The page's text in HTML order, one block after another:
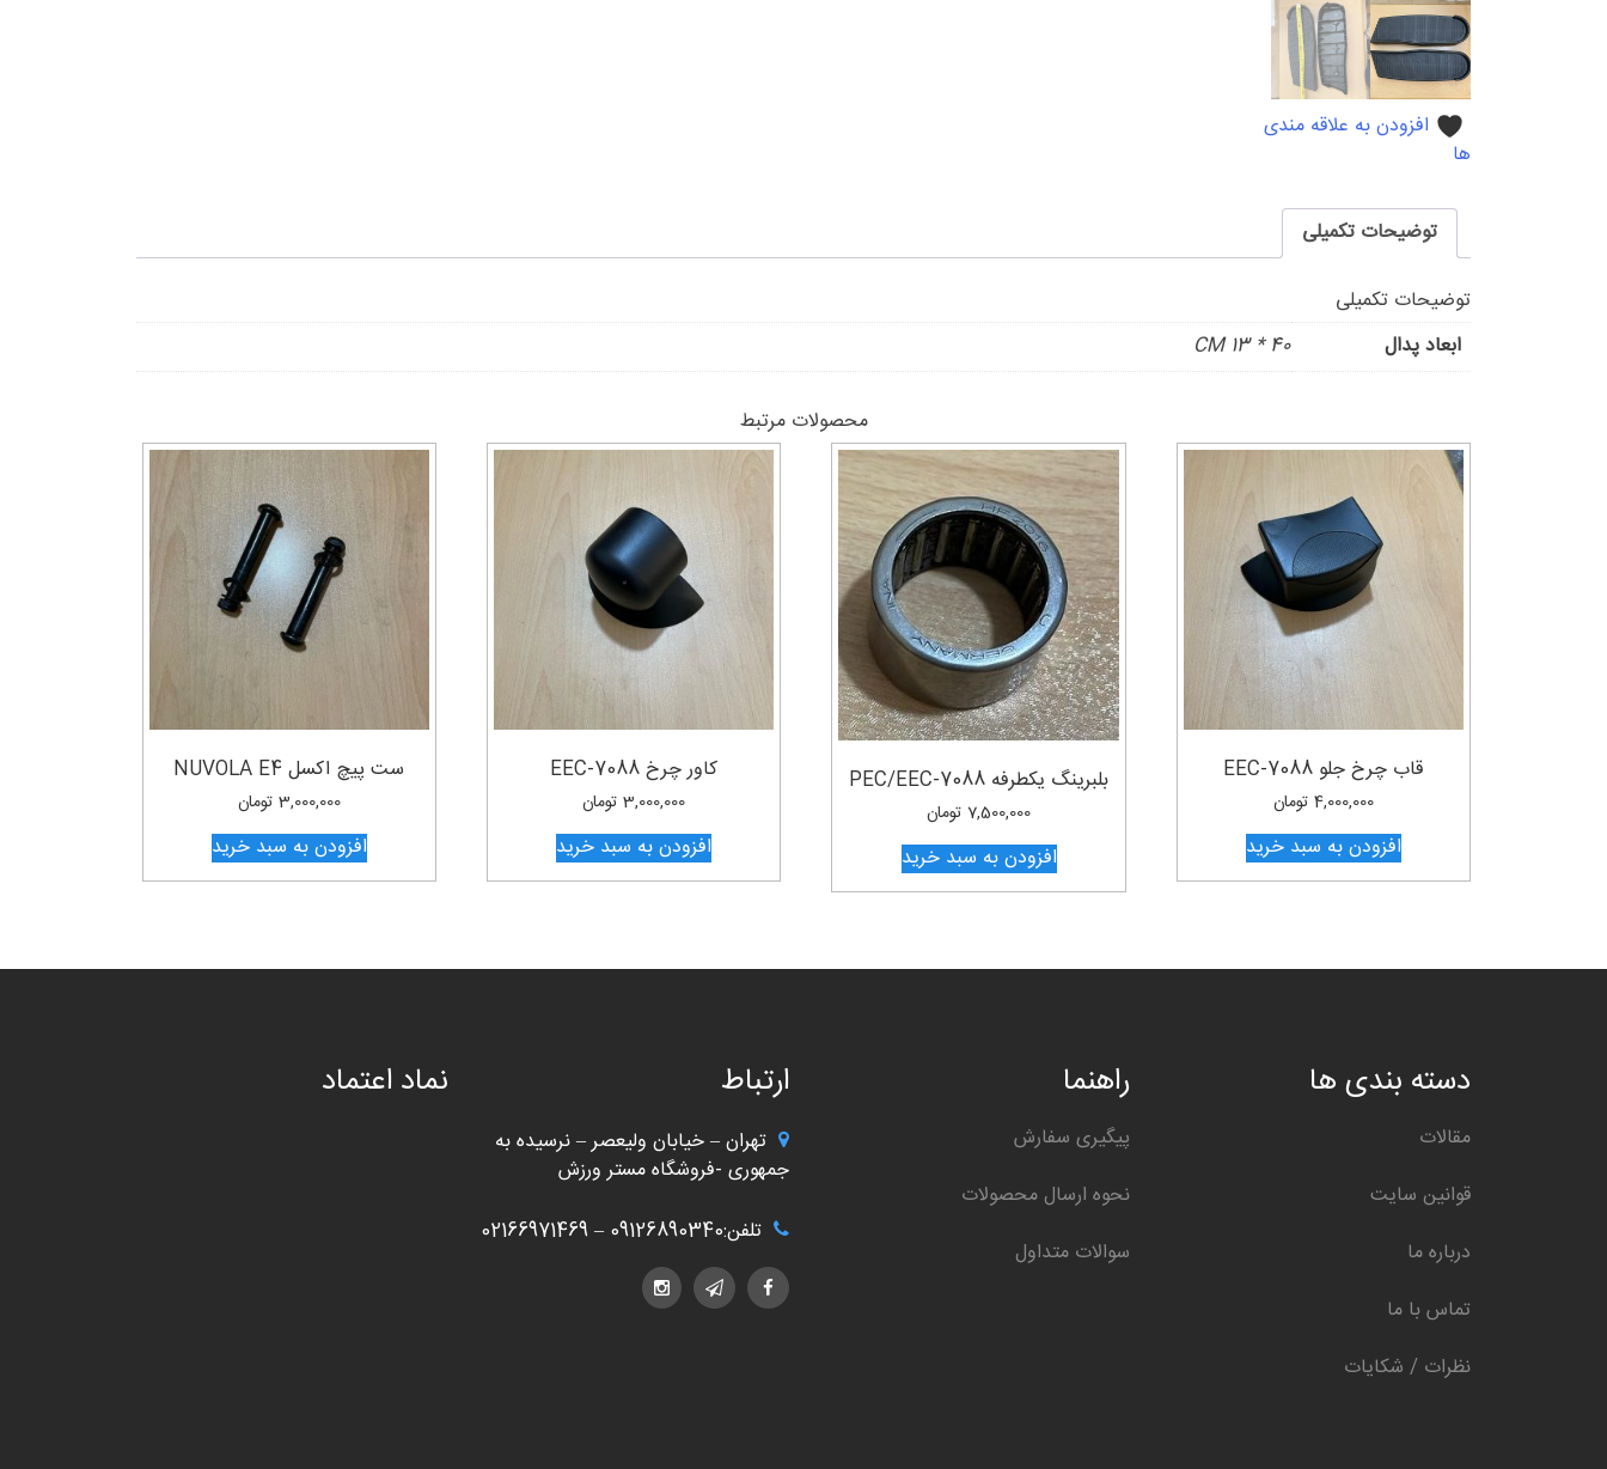
افزودن به علاقه مندی
ها
توضیحات تکمیلی
توضیحات تکمیلی
ابعاد پدال
40 * 13 CM
محصولات مرتبط
قاب چرخ جلو EEC-7088
4,000,000 تومان
افزودن به سبد خرید
بلبرینگ یکطرفه PEC/EEC-7088
7,500,000 تومان
افزودن به سبد خرید
کاور چرخ EEC-7088
3,000,000 تومان
افزودن به سبد خرید
ست پیچ اکسل NUVOLA E4
3,000,000 تومان
افزودن به سبد خرید
دسته بندی ها
مقالات
قوانین سایت
درباره ما
تماس با ما
نظرات / شکایات
راهنما
پیگیری سفارش
نحوه ارسال محصولات
سوالات متداول
ارتباط
تهران – خیابان ولیعصر – نرسیده به
جمهوری -فروشگاه مستر ورزش
تلفن:09126890340 – 02166971469
نماد اعتماد